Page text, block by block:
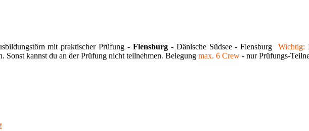
mit praktischer Prüfung - Flensburg- Dänische Südsee - Flensburg Wichtig:
Sonst kannst du an der Prüfung nicht teilnehmen. Belegung max. 6 Crew - nur Prüfungs-